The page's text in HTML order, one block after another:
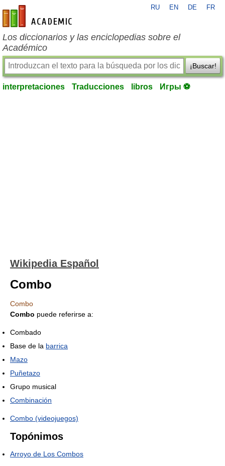
es-academic.com
RU EN DE FR
Los diccionarios y las enciclopedias sobre el
Académico
¡Buscar!
interpretaciones Traducciones libros Игры ⚽
Wikipedia Español
Combo
Combo
Combo puede referirse a:
Combado
Base de la barrica
Mazo
Puñetazo
Grupo musical
Combinación
Combo (videojuegos)
Topónimos
Arroyo de Los Combos